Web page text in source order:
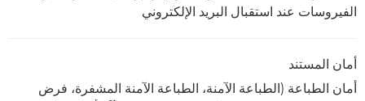
الفيروسات عند استقبال البريد الإلكتروني
أمان المستند
أمان الطباعة (الطباعة الآمنة، الطباعة الآمنة المشفرة، فرض